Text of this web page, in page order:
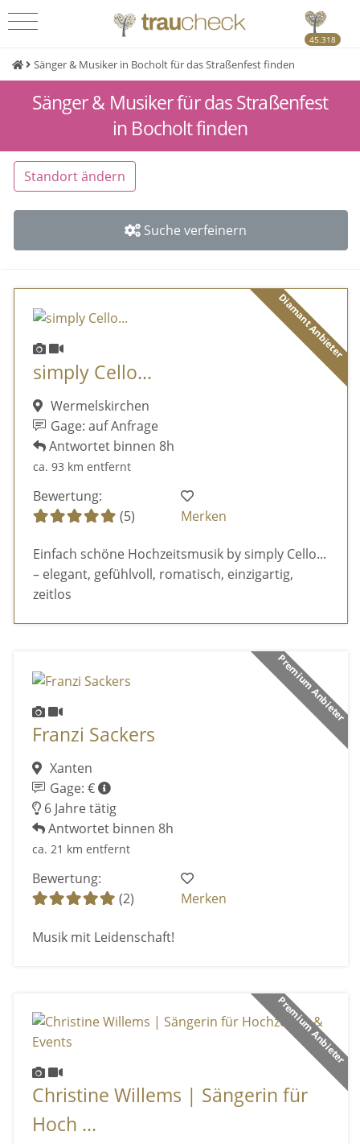
45.318
Sänger & Musiker in Bocholt für das Straßenfest finden
Sänger & Musiker für das Straßenfest
in Bocholt finden
Standort ändern
Suche verfeinern
Diamant Anbieter
simply Cello...
Wermelskirchen
Gage: auf Anfrage
Antwortet binnen 8h
ca. 93 km entfernt
Bewertung:
(5)
Merken
Einfach schöne Hochzeitsmusik by simply Cello...
– elegant, gefühlvoll, romatisch, einzigartig,
zeitlos
Premium Anbieter
Franzi Sackers
Xanten
Gage: €
6 Jahre tätig
Antwortet binnen 8h
ca. 21 km entfernt
Bewertung:
(2)
Merken
Musik mit Leidenschaft!
Premium Anbieter
Christine Willems | Sängerin für
Hoch ...